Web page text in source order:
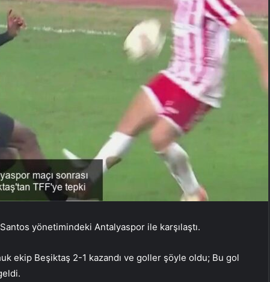
Santos yönetimindeki Antalyaspor ile karşılaştı.
ekip Beşiktaş 2-1 kazandı ve goller şöyle oldu; Bu gol